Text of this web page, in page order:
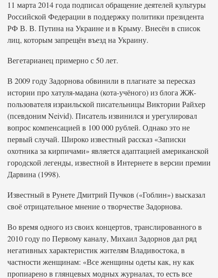
11 марта 2014 года подписал обращение деятелей культуры
Российской Федерации в поддержку политики президента
РФ В. В. Путина на Украине и в Крыму. Внесён в список
лиц, которым запрещён въезд на Украину.
Вегетарианец примерно с 50 лет.
В 2009 году Задорнова обвинили в плагиате за пересказ
истории про хатуля-мадана (кота-учёного) из блога ЖЖ-
пользователя израильской писательницы Виктории Райхер
(псевдоним Neivid). Писатель извинился и урегулировал
вопрос компенсацией в 100 000 рублей. Однако это не
первый случай. Широко известный рассказ «Записки
охотника за кирпичами» является адаптацией американской
городской легенды, известной в Интернете в версии премии
Дарвина (1998).
Известный в Рунете Дмитрий Пучков («Гоблин») высказал
своё отрицательное мнение о творчестве Задорнова.
Во время одного из своих концертов, транслированного в
2010 году по Первому каналу, Михаил Задорнов дал ряд
негативных характеристик жителям Владивостока, в
частности женщинам: «Все женщины одеты как, ну как
пропиарено в глянцевых модных журналах, то есть все